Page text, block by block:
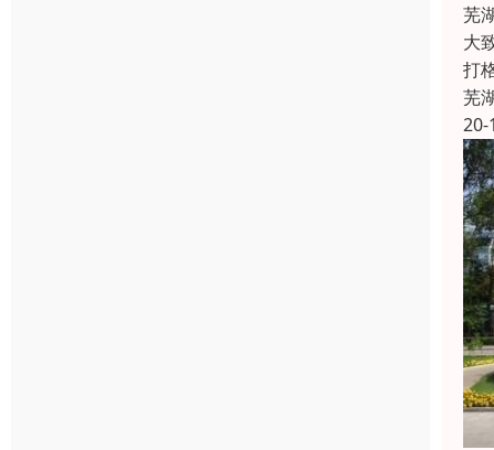
芜
大
打
芜
20-